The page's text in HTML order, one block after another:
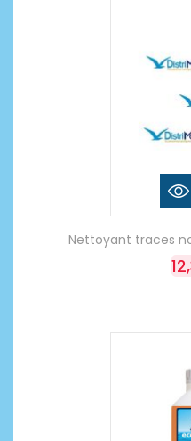
Nettoyant traces